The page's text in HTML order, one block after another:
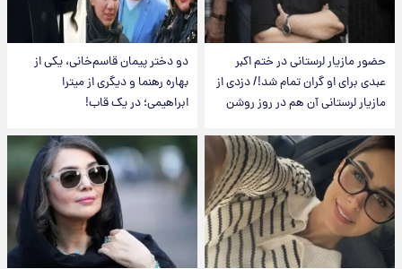
حضور مازیار لرستانی در ختم اکبر
عبدی برای او گران تمام شد!/ دزدی از
مازیار لرستانی آن هم در روز روشن
دو دختر پیمان قاسم‌خانی، یکی از
بهاره رهنما و دیگری از میترا
ابراهیمی؛ در یک قاب!